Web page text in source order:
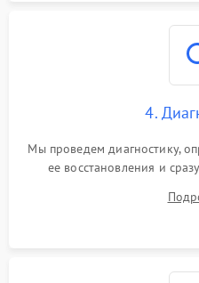
4.
Мы проведем диагностику,
ее восстановления и